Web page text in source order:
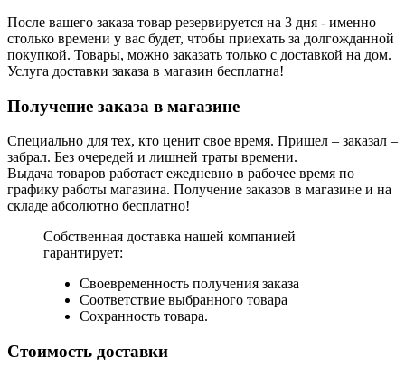
После вашего заказа товар резервируется на 3 дня - именно
столько времени у вас будет, чтобы приехать за долгожданной
покупкой. Товары, можно заказать только с доставкой на дом.
Услуга доставки заказа в магазин бесплатна!
Получение заказа в магазине
Специально для тех, кто ценит свое время. Пришел – заказал –
забрал. Без очередей и лишней траты времени.
Выдача товаров работает ежедневно в рабочее время по
графику работы магазина. Получение заказов в магазине и на
складе абсолютно бесплатно!
Собственная доставка нашей компанией
гарантирует:
Своевременность получения заказа
Соответствие выбранного товара
Сохранность товара.
Стоимость доставки